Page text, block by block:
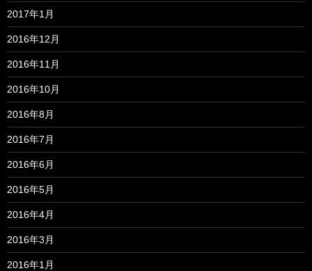
2017年1月
2016年12月
2016年11月
2016年10月
2016年8月
2016年7月
2016年6月
2016年5月
2016年4月
2016年3月
2016年1月